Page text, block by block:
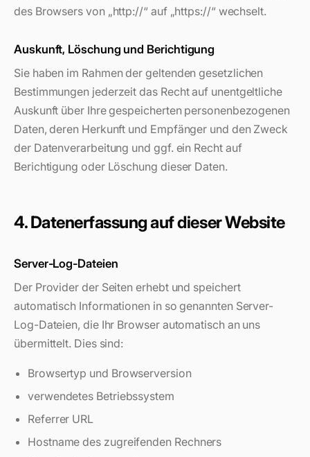
des Browsers von „http://“ auf „https://“ wechselt.
Auskunft, Löschung und Berichtigung
Sie haben im Rahmen der geltenden gesetzlichen
Bestimmungen jederzeit das Recht auf unentgeltliche
Auskunft über Ihre gespeicherten personenbezogenen
Daten, deren Herkunft und Empfänger und den Zweck
der Datenverarbeitung und ggf. ein Recht auf
Berichtigung oder Löschung dieser Daten.
4. Datenerfassung auf dieser Website
Server-Log-Dateien
Der Provider der Seiten erhebt und speichert
automatisch Informationen in so genannten Server-
Log-Dateien, die Ihr Browser automatisch an uns
übermittelt. Dies sind:
Browsertyp und Browserversion
verwendetes Betriebssystem
Referrer URL
Hostname des zugreifenden Rechners